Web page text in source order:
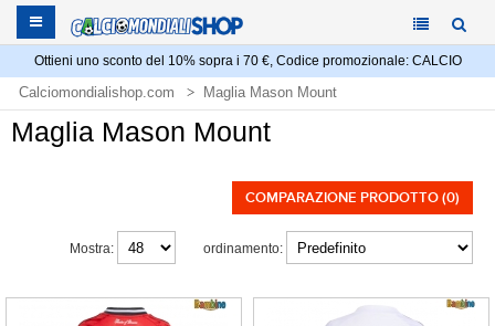
Ottieni uno sconto del 10% sopra i 70 €, Codice promozionale: CALCIO
Calciomondialishop.com Maglia Mason Mount
Maglia Mason Mount
COMPARAZIONE PRODOTTO (0)
ordinamento:
Mostra: